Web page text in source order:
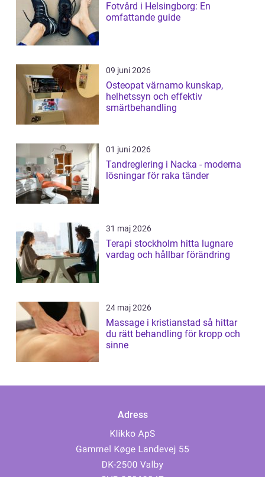
Fotvård i Helsingborg: En
omfattande guide
09 juni 2026
Osteopat värnamo kunskap,
helhetssyn och effektiv
smärtbehandling
01 juni 2026
Tandreglering i Nacka - moderna
lösningar för raka tänder
31 maj 2026
Terapi stockholm hitta lugnare
vardag och hållbar förändring
24 maj 2026
Massage i kristianstad så hittar
du rätt behandling för kropp och
sinne
Adress